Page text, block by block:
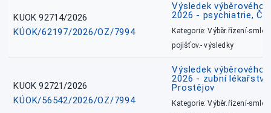
KUOK 92714/2026
KÚOK/62197/2026/OZ/7994
Výsledek výběrového
2026 - psychiatrie,
Kategorie: Výběr.řízení-
pojišťov.- výsledky
KUOK 92721/2026
KÚOK/56542/2026/OZ/7994
Výsledek výběrového
2026 - zubní
Prostějov
Kategorie: Výběr.řízení-